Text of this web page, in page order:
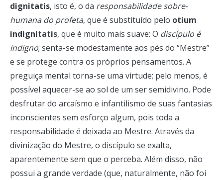
dignitatis, isto é, o da responsabilidade sobre-
humana do profeta, que é substituído pelo otium
indignitatis, que é muito mais suave: O discípulo é
indigno; senta-se modestamente aos pés do “Mestre”
e se protege contra os próprios pensamentos. A
preguiça mental torna-se uma virtude; pelo menos, é
possível aquecer-se ao sol de um ser semidivino. Pode
desfrutar do arcaísmo e infantilismo de suas fantasias
inconscientes sem esforço algum, pois toda a
responsabilidade é deixada ao Mestre. Através da
divinização do Mestre, o discípulo se exalta,
aparentemente sem que o perceba. Além disso, não
possui a grande verdade (que, naturalmente, não foi